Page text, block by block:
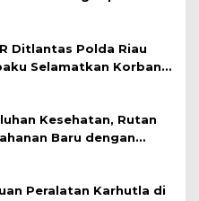
Ditlantas Polda Riau
Kesehatan, Rutan
Narkoba
Peralatan Karhutla di